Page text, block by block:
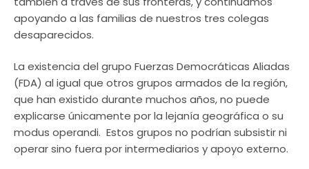
apoyando a las familias de nuestros tres colegas
desaparecidos.
La existencia del grupo Fuerzas Democráticas Aliadas
(FDA) al igual que otros grupos armados de la región,
que han existido durante muchos años, no puede
explicarse únicamente por la lejanía geográfica o su
modus operandi. Estos grupos no podrían subsistir ni
operar sino fuera por intermediarios y apoyo externo.